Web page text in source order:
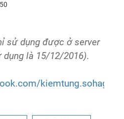
sử dụng được ở server
dụng là 15/12/2016).